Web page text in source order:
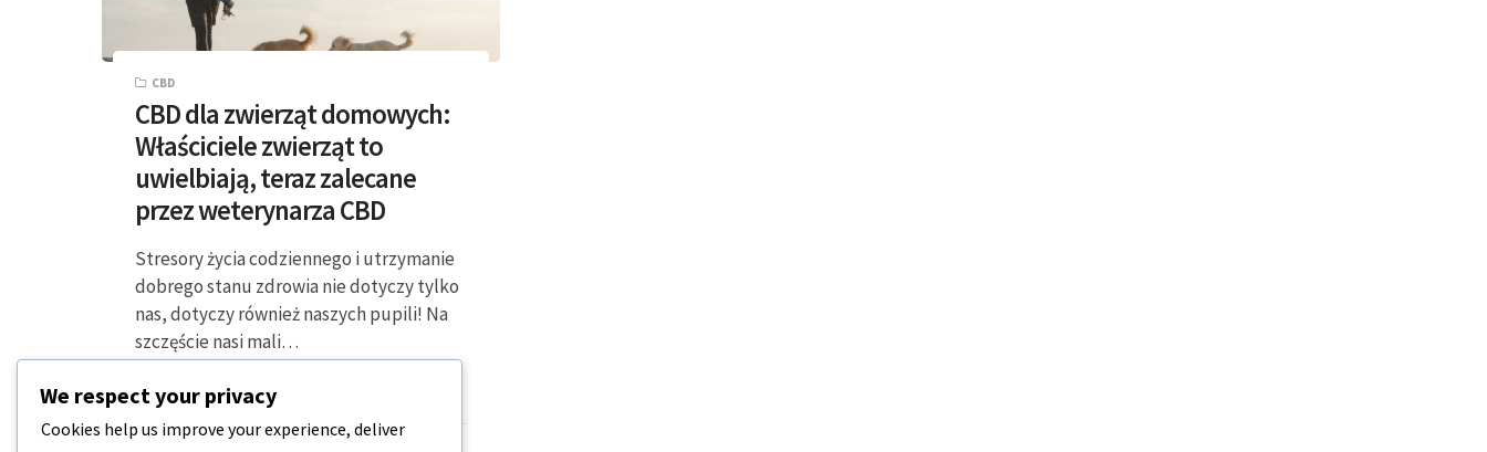
CBD
CBD dla zwierząt domowych:
Właściciele zwierząt to
uwielbiają, teraz zalecane
przez weterynarza CBD
Stresory życia codziennego i utrzymanie
dobrego stanu zdrowia nie dotyczy tylko
nas, dotyczy również naszych pupili! Na
szczęście nasi mali…
2 MINUTY CZYTANIA
We respect your privacy
Cookies help us improve your experience, deliver